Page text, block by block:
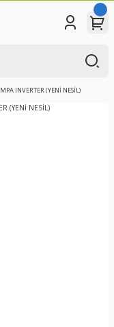
INVERTER (YENİ NESİL)